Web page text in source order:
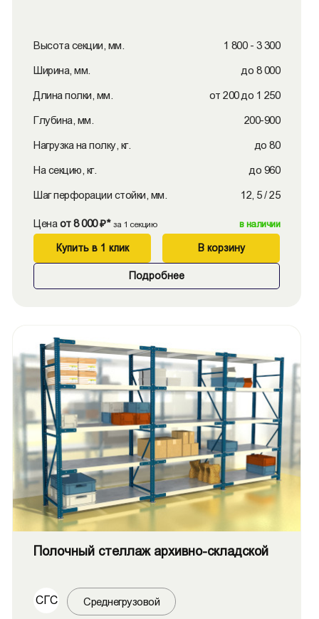
Высота секции, мм. 1 800 - 3 300
Ширина, мм. до 8 000
Длина полки, мм. от 200 до 1 250
Глубина, мм. 200-900
Нагрузка на полку, кг. до 80
На секцию, кг. до 960
Шаг перфорации стойки, мм. 12, 5 / 25
Цена от 8 000 ₽* за 1 секцию в наличии
Купить в 1 клик В корзину
Подробнее
Полочный стеллаж архивно-складской
СГС
Среднегрузовой